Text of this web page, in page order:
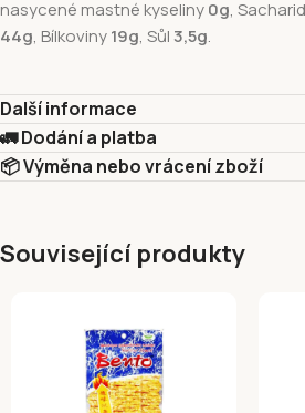
nasycené mastné kyseliny0g,
44g, Bílkoviny19g, Sůl3,5g.
Další informace
🚛 Dodání a platba
📦 Výměna nebo vrácení zboží
Související produkty